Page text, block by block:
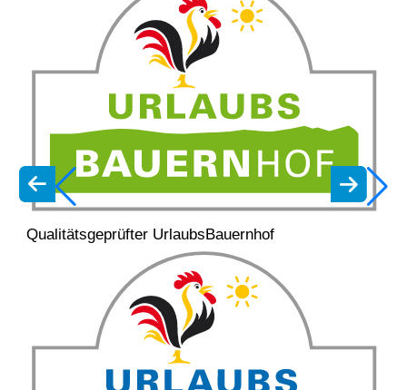
Qualitätsgeprüfter UrlaubsBauernhof